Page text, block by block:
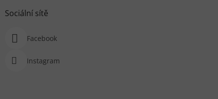
Sociální sítě
Facebook
Instagram